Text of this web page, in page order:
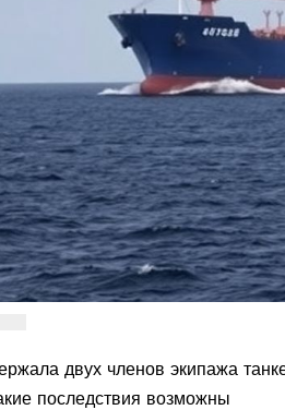
двух членов экипажа
последствия возможны